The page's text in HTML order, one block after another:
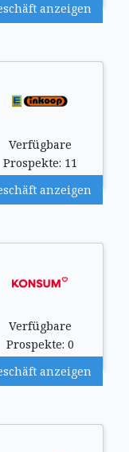
anzeigen
Verfügbare
Prospekte: 11
anzeigen
Verfügbare
Prospekte: 0
anzeigen